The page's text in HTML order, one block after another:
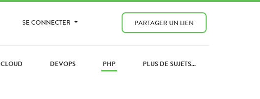
SE CONNECTER PARTAGER UN LIEN
CLOUD DEVOPS PHP PLUS DE SUJETS...